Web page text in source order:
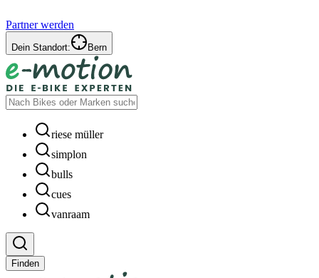
Partner werden
Dein Standort: Bern
riese müller
simplon
bulls
cues
vanraam
Finden